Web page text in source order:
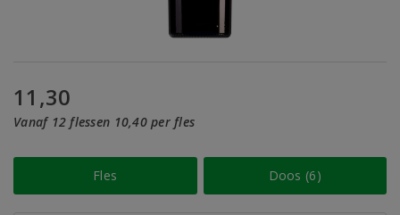
11,30
Vanaf 12 flessen 10,40 per fles
Fles Doos (6)